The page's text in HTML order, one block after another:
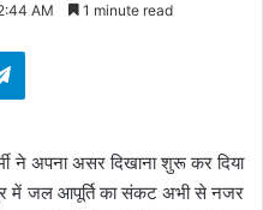
AM 1 minute read
ने अपना असर दिखाना शुरू कर दिया
में जल आपूर्ति का संकट अभी से नजर